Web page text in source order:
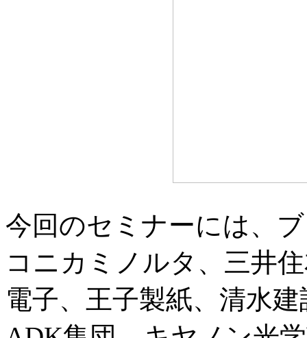
今回のセミナーには、
コニカミノルタ、三井
電子、王子製紙、清水